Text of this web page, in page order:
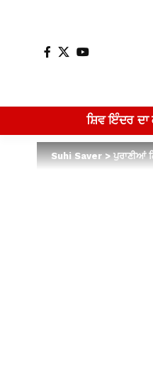
ਸ਼ਿਵ ਇੰਦਰ ਦਾ
Suhi Saver>ਪੁਰਾਣੀਆਂ